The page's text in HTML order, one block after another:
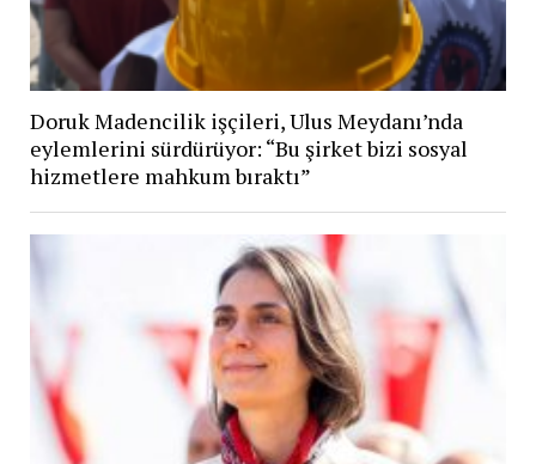
Doruk Madencilik işçileri, Ulus Meydanı’nda
eylemlerini sürdürüyor: “Bu şirket bizi sosyal
hizmetlere mahkum bıraktı”